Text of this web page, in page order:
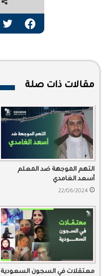
فيسبوك
مقالات ذات صلة
التهم الموجهة ضد المعلم
أسعد الغامدي
22/06/2024
معتقلات في السجون السعودية